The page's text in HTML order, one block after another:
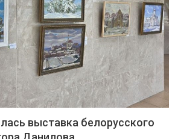
выставка белорусского